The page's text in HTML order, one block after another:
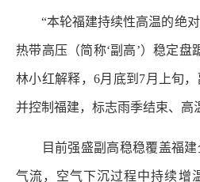
“本轮福建持续性高温的绝对
热带高压（简称‘副高’）稳定盘
林小红解释，6月底到7月上旬
并控制福建，标志雨季结束、高
目前强盛副高稳稳覆盖福建
气流，空气下沉过程中持续增